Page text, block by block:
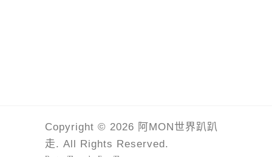
Copyright © 2026 阿MON世界趴趴
走. All Rights Reserved.